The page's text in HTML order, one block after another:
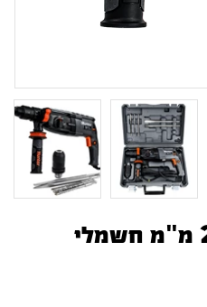
פטישון מקצועי 28 מ"מ חשמלי